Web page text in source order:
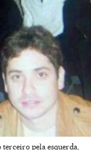
pela esquerda,